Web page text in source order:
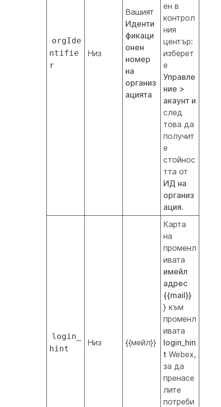
orgIde
ntifie
r
Низ
Вашият
Иденти
фикаци
онен
номер
на
организ
ацията
ен в
контрол
ния
център:
изберет
е
Управле
ние >
акаунт и
след
това да
получит
е
стойнос
тта от
ИД на
организ
ация.
login_
hint
Низ {{мейл}}
Карта
на
променл
ивата
имейл
адрес
{{mail}}
} към
променл
ивата
login_hin
t Webex,
за да
пренасе
лите
потреби